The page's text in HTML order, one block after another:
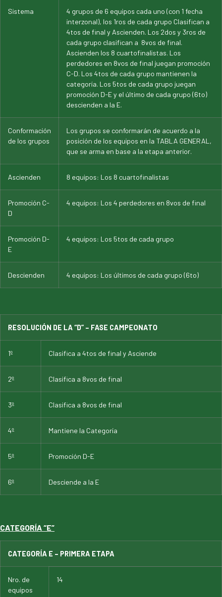
Sistema
4 grupos de 6 equipos cada uno (con 1 fecha
interzonal), los 1ros de cada grupo Clasifican a
4tos de final y Ascienden. Los 2dos y 3ros de
cada grupo clasifican a 8vos de final.
Ascienden los 8 cuartofinalistas. Los
perdedores en 8vos de final juegan promoción
C-D. Los 4tos de cada grupo mantienen la
categoría. Los 5tos de cada grupo juegan
promoción D-E y el último de cada grupo (6to)
descienden a la E.
Conformación
de los grupos
Los grupos se conformarán de acuerdo a la
posición de los equipos en la TABLA GENERAL,
que se arma en base a la etapa anterior.
Ascienden 8 equipos: Los 8 cuartofinalistas
Promoción C-
D
4 equipos: Los 4 perdedores en 8vos de final
Promoción D-
E
4 equipos: Los 5tos de cada grupo
Descienden 4 equipos: Los últimos de cada grupo (6to)
RESOLUCIÓN DE LA “D” – FASE CAMPEONATO
1º Clasifica a 4tos de final y Asciende
2º Clasifica a 8vos de final
3º Clasifica a 8vos de final
4º Mantiene la Categoría
5º Promoción D-E
6º Desciende a la E
CATEGORÍA “E”
CATEGORÍA E – PRIMERA ETAPA
Nro. de
equipos
14